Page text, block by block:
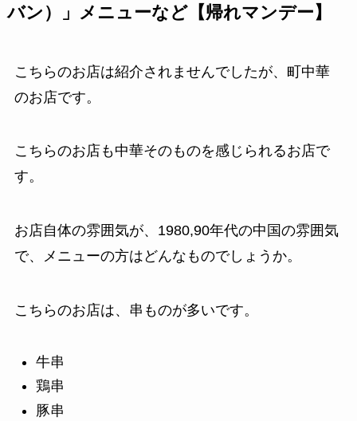
バン）」メニューなど【帰れマンデー】
こちらのお店は紹介されませんでしたが、町中華
のお店です。
こちらのお店も中華そのものを感じられるお店で
す。
お店自体の雰囲気が、1980,90年代の中国の雰囲気
で、メニューの方はどんなものでしょうか。
こちらのお店は、串ものが多いです。
牛串
鶏串
豚串